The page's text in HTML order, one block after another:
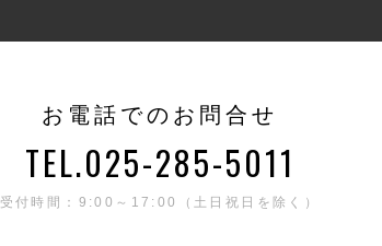
お電話でのお問合せ
TEL.025-285-5011
受付時間：9:00～17:00（土日祝日を除く）